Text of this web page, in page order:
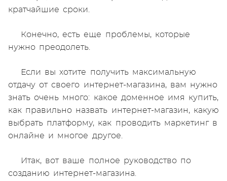
кратчайшие сроки.
Конечно, есть еще проблемы, которые
нужно преодолеть.
Если вы хотите получить максимальную
отдачу от своего интернет-магазина, вам нужно
знать очень много: какое доменное имя купить,
как правильно назвать интернет-магазин, какую
выбрать платформу, как проводить маркетинг в
онлайне и многое другое.
Итак, вот ваше полное руководство по
созданию интернет-магазина.